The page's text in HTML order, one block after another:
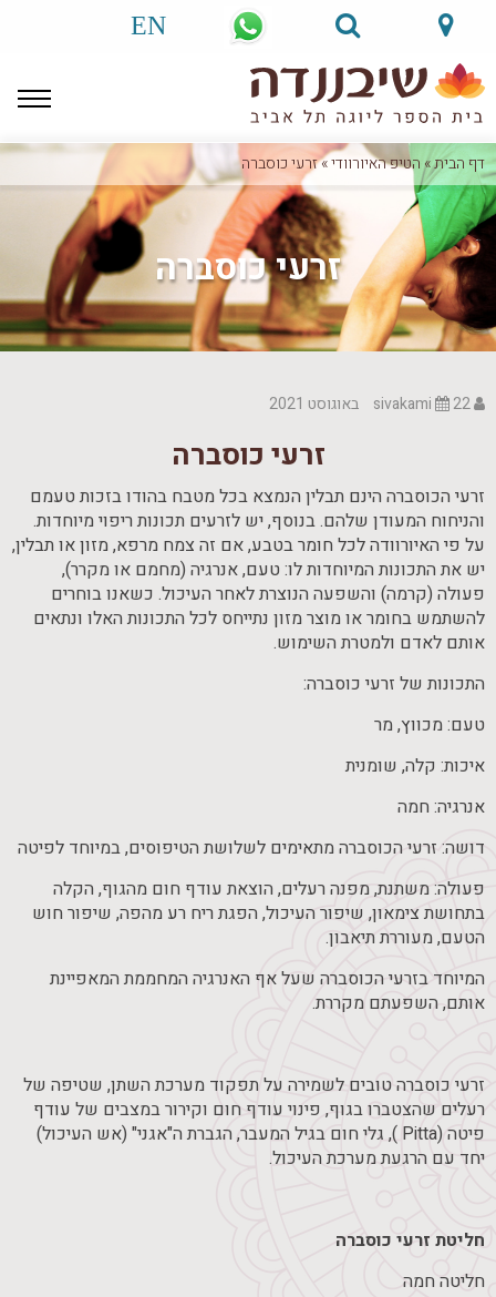
EN
דף הבית»הטיפ האיורוודי»זרעי כוסברה
זרעי כוסברה
22 באוגוסט 2021
זרעי כוסברה
זרעי הכוסברה הינם תבלין הנמצא בכל מטבח בהודו בזכות טעמם
והניחוח המעודן שלהם. בנוסף, יש לזרעים תכונות ריפוי מיוחדות.
על פי האיורוודה לכל חומר בטבע, אם זה צמח מרפא, מזון או תבלין,
יש את התכונות המיוחדות לו: טעם, אנרגיה (מחמם או מקרר),
פעולה (קרמה) והשפעה הנוצרת לאחר העיכול. כשאנו בוחרים
להשתמש בחומר או מוצר מזון נתייחס לכל התכונות האלו ונתאים
אותם לאדם ולמטרת השימוש.
התכונות של זרעי כוסברה:
טעם: מכווץ, מר
איכות: קלה, שומנית
אנרגיה: חמה
דושה: זרעי הכוסברה מתאימים לשלושת הטיפוסים, במיוחד לפיטה
פעולה: משתנת, מפנה רעלים, הוצאת עודף חום מהגוף, הקלה
בתחושת צימאון, שיפור העיכול, הפגת ריח רע מהפה, שיפור חוש
הטעם, מעוררת תיאבון.
המיוחד בזרעי הכוסברה שעל אף האנרגיה המחממת המאפיינת
אותם, השפעתם מקררת.
זרעי כוסברה טובים לשמירה על תפקוד מערכת השתן, שטיפה של
רעלים שהצטברו בגוף, פינוי עודף חום וקירור במצבים של עודף
פיטה (Pitta ), גלי חום בגיל המעבר, הגברת ה"אגני" (אש העיכול)
יחד עם הרגעת מערכת העיכול.
חליטת זרעי כוסברה
חליטה חמה